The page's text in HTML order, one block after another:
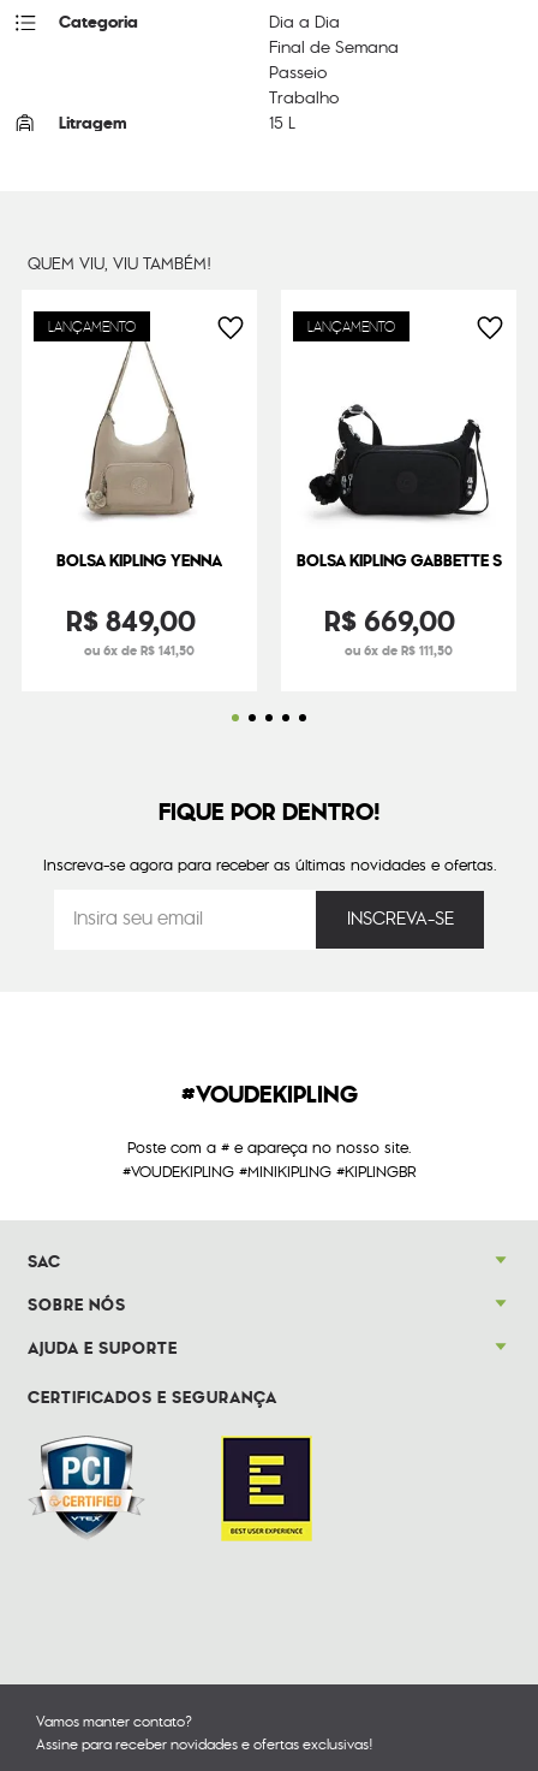
Categoria
Dia a Dia
Final de Semana
Passeio
Trabalho
Litragem 15 L
QUEM VIU, VIU TAMBÉM!
LANÇAMENTO
BOLSA KIPLING YENNA
R$849,00
ou 6x de R$ 141,50
LANÇAMENTO
BOLSA KIPLING GABBETTE S
R$669,00
ou 6x de R$ 111,50
FIQUE POR DENTRO!
Inscreva-se agora para receber as últimas novidades e ofertas.
#VOUDEKIPLING
Poste com a # e apareça no nosso site.
#VOUDEKIPLING #MINIKIPLING #KIPLINGBR
SAC
SOBRE NÓS
AJUDA E SUPORTE
CERTIFICADOS E SEGURANÇA
Vamos manter contato?
Assine para receber novidades e ofertas exclusivas!